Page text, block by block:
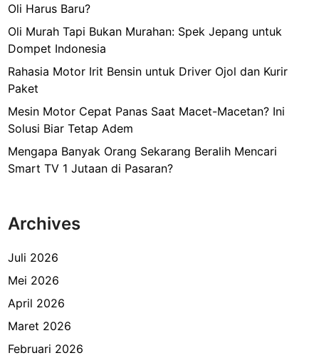
Oli Harus Baru?
Oli Murah Tapi Bukan Murahan: Spek Jepang untuk
Dompet Indonesia
Rahasia Motor Irit Bensin untuk Driver Ojol dan Kurir
Paket
Mesin Motor Cepat Panas Saat Macet-Macetan? Ini
Solusi Biar Tetap Adem
Mengapa Banyak Orang Sekarang Beralih Mencari
Smart TV 1 Jutaan di Pasaran?
Archives
Juli 2026
Mei 2026
April 2026
Maret 2026
Februari 2026